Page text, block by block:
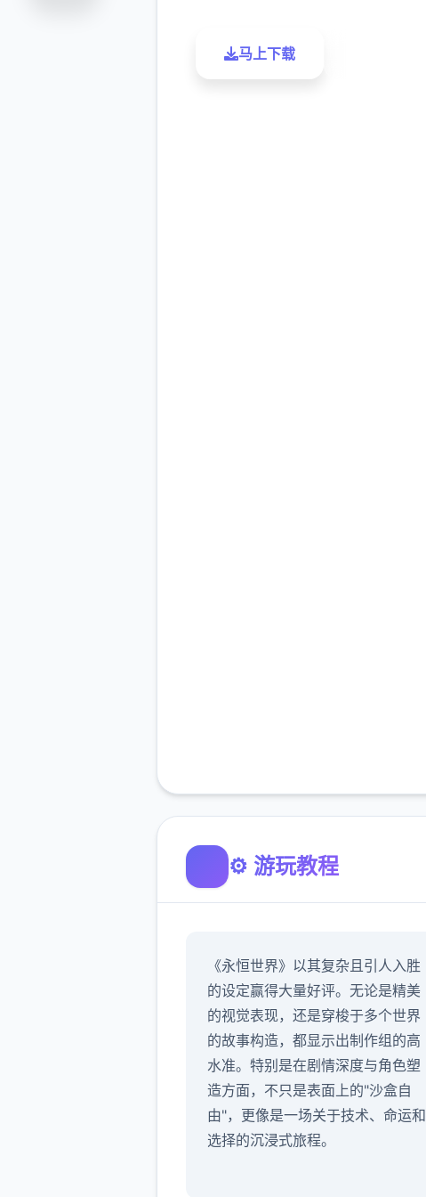
马上下载
⚙️ 游玩教程
《永恒世界》以其复杂且引人入胜
的设定赢得大量好评。无论是精美
的视觉表现，还是穿梭于多个世界
的故事构造，都显示出制作组的高
水准。特别是在剧情深度与角色塑
造方面，不只是表面上的"沙盒自
由"，更像是一场关于技术、命运和
选择的沉浸式旅程。